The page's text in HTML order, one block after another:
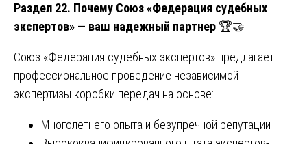
Раздел 22. Почему Союз «Федерация судебных
экспертов» — ваш надежный партнер 🏆🤝
Союз «Федерация судебных экспертов» предлагает
профессиональное проведение независимой
экспертизы коробки передач на основе:
Многолетнего опыта и безупречной репутации